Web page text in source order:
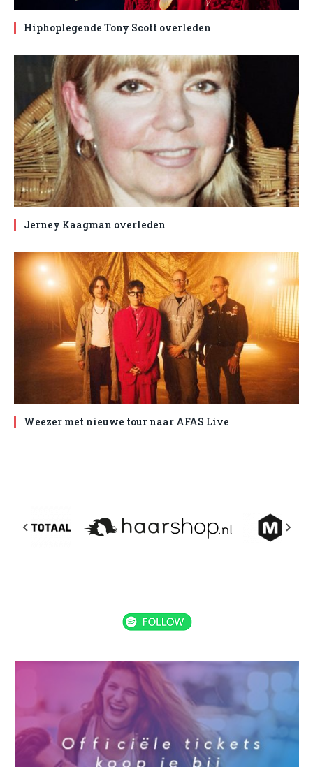
Hiphoplegende Tony Scott overleden
Jerney Kaagman overleden
Weezer met nieuwe tour naar AFAS Live